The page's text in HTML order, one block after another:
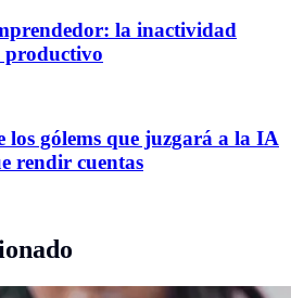
la inactividad
productivo
los gólems que juzgará a la IA
rendir cuentas